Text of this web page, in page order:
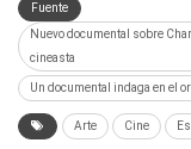
Fuente
Nuevo documental sobre
cineasta
Un documental indaga en el
Arte Cine